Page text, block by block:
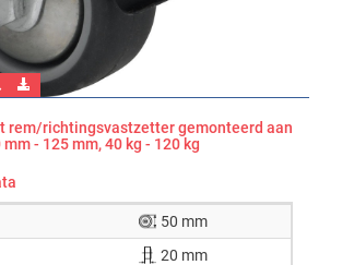
rem/richtingsvastzetter gemonteerd aan
- 125 mm, 40 kg - 120 kg
50 mm
20 mm